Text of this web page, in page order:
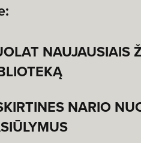
NAUJAUSIAIS
NARIO